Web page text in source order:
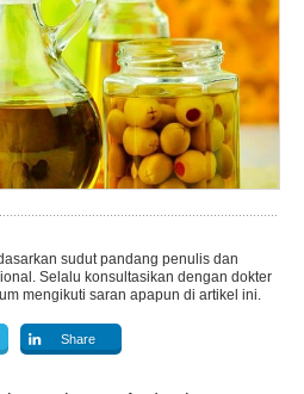
sudut pandang penulis dan
Selalu konsultasikan dengan dokter
mengikuti saran apapun di artikel ini.
Share